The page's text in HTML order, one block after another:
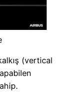
(vertical